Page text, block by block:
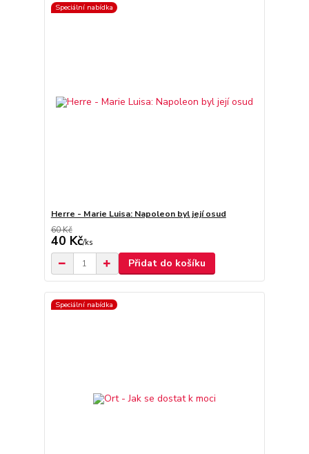
Speciální nabídka
Herre - Marie Luisa: Napoleon byl její osud
60 Kč
40 Kč/ks
Přidat do košíku
Speciální nabídka